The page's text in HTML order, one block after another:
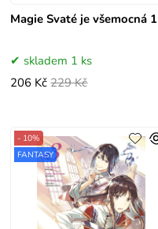
Magie Svaté je všemocná 1
skladem 1 ks
206 Kč 229 Kč
- 10%
FANTASY